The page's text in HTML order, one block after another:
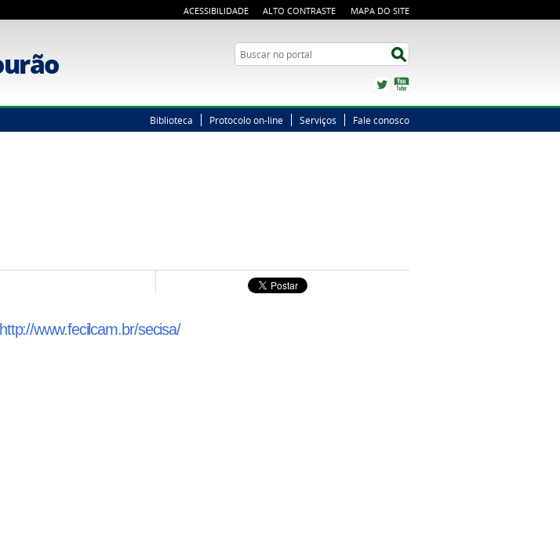
ACESSIBILIDADE ALTO CONTRASTE MAPA DO SITE
Busca
Twitter
Biblioteca Protocolo on-line Serviços Fale conosco
http://www.fecilcam.br/secisa/